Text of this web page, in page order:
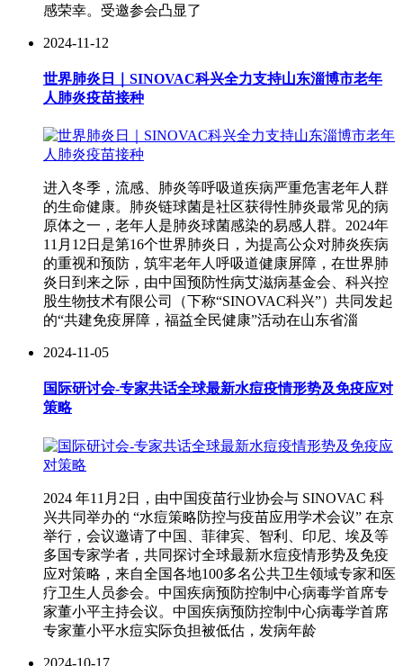
感荣幸。受邀参会凸显了
2024-11-12
世界肺炎日｜SINOVAC科兴全力支持山东淄博市老年
人肺炎疫苗接种
进入冬季，流感、肺炎等呼吸道疾病严重危害老年人群
的生命健康。肺炎链球菌是社区获得性肺炎最常见的病
原体之一，老年人是肺炎球菌感染的易感人群。2024年
11月12日是第16个世界肺炎日，为提高公众对肺炎疾病
的重视和预防，筑牢老年人呼吸道健康屏障，在世界肺
炎日到来之际，由中国预防性病艾滋病基金会、科兴控
股生物技术有限公司（下称“SINOVAC科兴”）共同发起
的“共建免疫屏障，福益全民健康”活动在山东省淄
2024-11-05
国际研讨会-专家共话全球最新水痘疫情形势及免疫应对
策略
2024 年11月2日，由中国疫苗行业协会与 SINOVAC 科
兴共同举办的 “水痘策略防控与疫苗应用学术会议” 在京
举行，会议邀请了中国、菲律宾、智利、印尼、埃及等
多国专家学者，共同探讨全球最新水痘疫情形势及免疫
应对策略，来自全国各地100多名公共卫生领域专家和医
疗卫生人员参会。中国疾病预防控制中心病毒学首席专
家董小平主持会议。中国疾病预防控制中心病毒学首席
专家董小平水痘实际负担被低估，发病年龄
2024-10-17